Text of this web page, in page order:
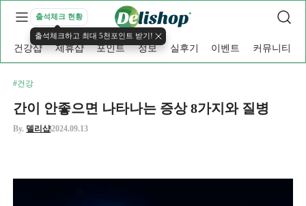
출석체크 현황
출석체크하고 최대 5천포인트 받기!
건강샵 제휴샵 포인트 정보 실후기 이벤트 커뮤니티
#건강
간이 안좋으면 나타나는 증상 8가지와 질병
By. 델리샵2024.09.13